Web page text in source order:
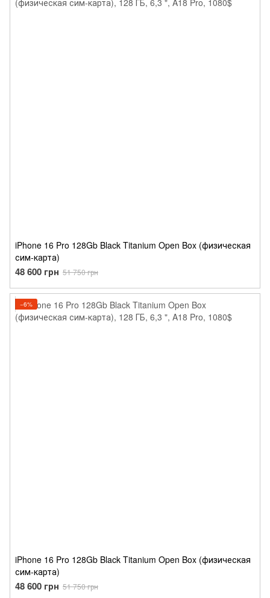
iPhone 16 Pro 128Gb Black Titanium Open Box (физическая
сим-карта)
48 600 грн 51 750 грн
−6%
iPhone 16 Pro 128Gb Black Titanium Open Box (физическая
сим-карта)
48 600 грн 51 750 грн